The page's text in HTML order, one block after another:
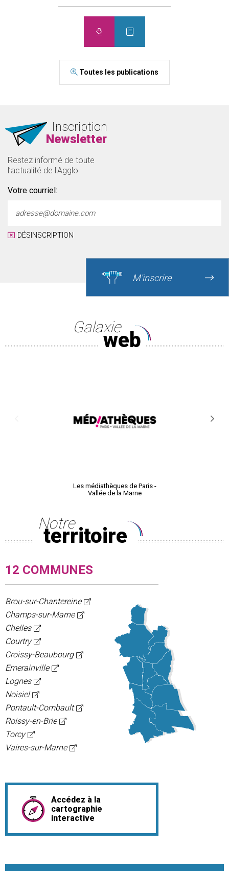
Toutes les publications
Inscription
Newsletter
Restez informé de toute
l’actualité de l'Agglo
Votre courriel:
DÉSINSCRIPTION
M'inscrire
Galaxie
web
Les médiathèques de Paris -
Vallée de la Marne
Notre
territoire
12 COMMUNES
Brou-sur-Chantereine
Champs-sur-Marne
Chelles
Courtry
Croissy-Beaubourg
Emerainville
Lognes
Noisiel
Pontault-Combault
Roissy-en-Brie
Torcy
Vaires-sur-Marne
Accédez à la
cartographie
interactive